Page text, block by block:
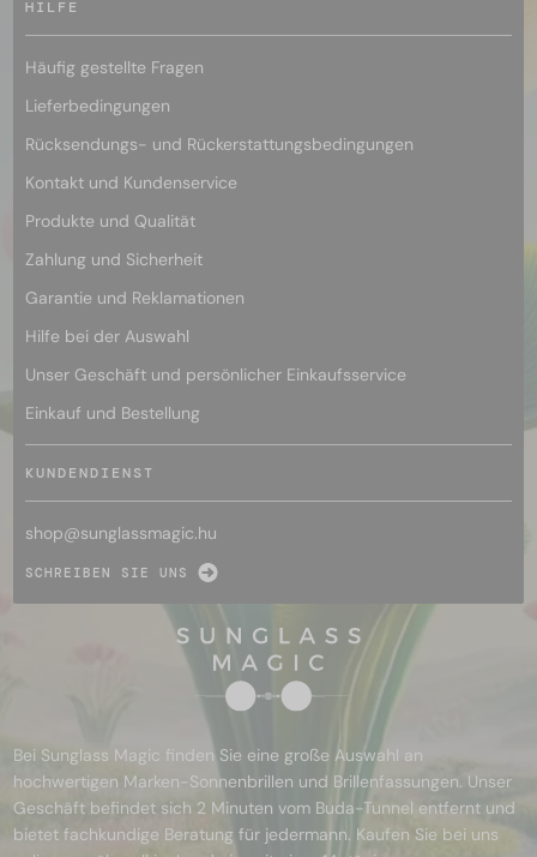
HILFE
Häufig gestellte Fragen
Lieferbedingungen
Rücksendungs- und Rückerstattungsbedingungen
Kontakt und Kundenservice
Produkte und Qualität
Zahlung und Sicherheit
Garantie und Reklamationen
Hilfe bei der Auswahl
Unser Geschäft und persönlicher Einkaufsservice
Einkauf und Bestellung
KUNDENDIENST
shop@sunglassmagic.hu
SCHREIBEN SIE UNS
Bei Sunglass Magic finden Sie eine große Auswahl an
hochwertigen Marken-Sonnenbrillen und Brillenfassungen. Unser
Geschäft befindet sich 2 Minuten vom Buda-Tunnel entfernt und
bietet fachkundige Beratung für jedermann. Kaufen Sie bei uns